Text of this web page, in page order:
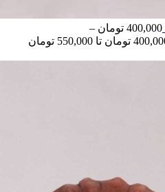
400,000 تومان –